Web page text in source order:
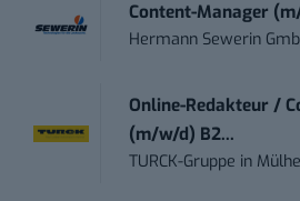
Content-Manager
Hermann Sewerin
Online-Redakteur /
(m/w/d) B2...
TURCK-Gruppe in